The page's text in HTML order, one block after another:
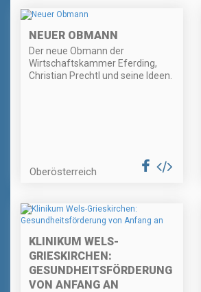
NEUER OBMANN
Der neue Obmann der
Wirtschaftskammer Eferding,
Christian Prechtl und seine Ideen.
Oberösterreich
KLINIKUM WELS-
GRIESKIRCHEN:
GESUNDHEITSFÖRDERUNG
VON ANFANG AN